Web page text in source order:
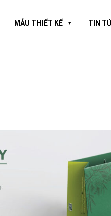
MẪU THIẾT KẾ TIN